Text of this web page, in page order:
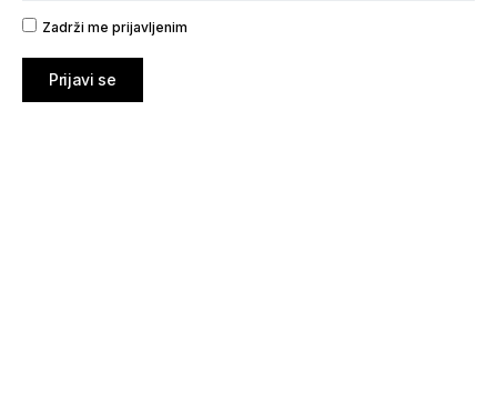
Zadrži me prijavljenim
Prijavi se